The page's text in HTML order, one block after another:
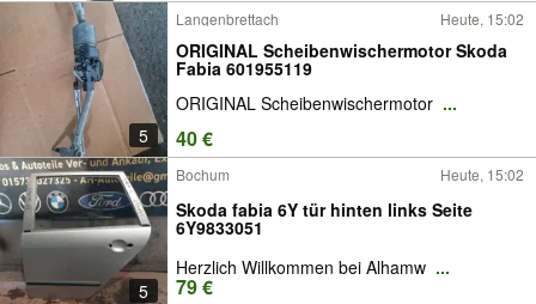
5
Langenbrettach Heute, 15:02
ORIGINAL Scheibenwischermotor Skoda
Fabia 601955119
ORIGINAL Scheibenwischermotor ...
40 €
5
Bochum Heute, 15:02
Skoda fabia 6Y tür hinten links Seite
6Y9833051
Herzlich Willkommen bei Alhamw ...
79 €